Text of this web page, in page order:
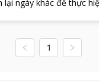
lại ngày khác để thực
1